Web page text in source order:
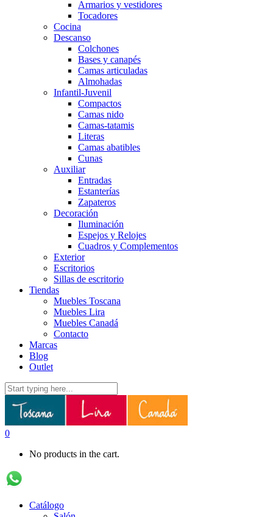
Armarios y vestidores
Tocadores
Cocina
Descanso
Colchones
Bases y canapés
Camas articuladas
Almohadas
Infantil-Juvenil
Compactos
Camas nido
Camas-tatamis
Literas
Camas abatibles
Cunas
Auxiliar
Entradas
Estanterías
Zapateros
Decoración
Iluminación
Espejos y Relojes
Cuadros y Complementos
Exterior
Escritorios
Sillas de escritorio
Tiendas
Muebles Toscana
Muebles Lira
Muebles Canadá
Contacto
Marcas
Blog
Outlet
0
No products in the cart.
Catálogo